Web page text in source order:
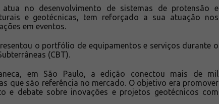
no desenvolvimento de sistemas de protensão e
e geotécnicas, tem reforçado a sua atuação nos
em eventos.
o portfólio de equipamentos e serviços durante o
(CBT).
em São Paulo, a edição conectou mais de mil
que são referência no mercado. O objetivo era promover
e debate sobre inovações e projetos geotécnicos com